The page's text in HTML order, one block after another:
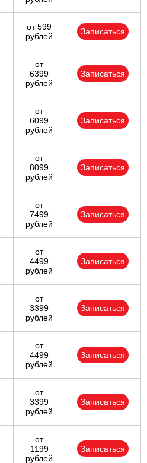
от 599
рублей
Записаться
от
6399
рублей
Записаться
от
6099
рублей
Записаться
от
8099
рублей
Записаться
от
7499
рублей
Записаться
от
4499
рублей
Записаться
от
3399
рублей
Записаться
от
4499
рублей
Записаться
от
3399
рублей
Записаться
от
1199
рублей
Записаться